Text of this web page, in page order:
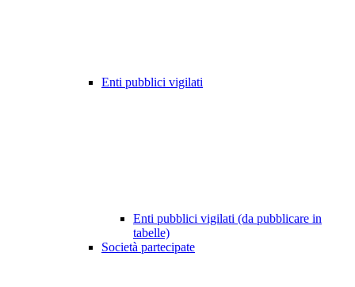
Enti pubblici vigilati
Enti pubblici vigilati (da pubblicare in
tabelle)
Società partecipate